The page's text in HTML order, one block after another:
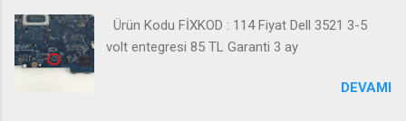
Ürün Kodu FİXKOD : 114 Fiyat Dell 3521 3-5
volt entegresi 85 TL Garanti 3 ay
DEVAMI